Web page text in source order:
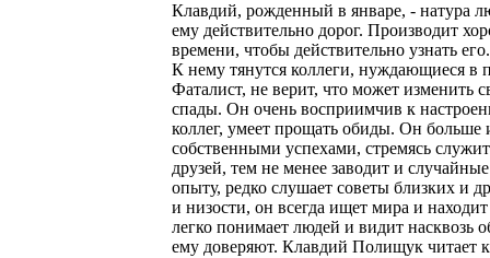
Клавдий, рожденный в январе, - натура
ему действительно дорог. Производит
времени, чтобы действительно узнать
К нему тянутся коллеги, нуждающиеся в
Фаталист, не верит, что может изменить
спады. Он очень восприимчив к
коллег, умеет прощать обиды. Он
собственными успехами, стремясь
друзей, тем не менее заводит и
опыту, редко слушает советы близких и
и низости, он всегда ищет мира и
легко понимает людей и видит
ему доверяют. Клавдий Полищук читает